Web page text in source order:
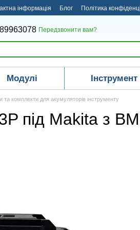
інформація Блог Політика
Передзвонити вам?
Модулі Інструмент
та комплекти для акумуляторів інструменту
під Makita з